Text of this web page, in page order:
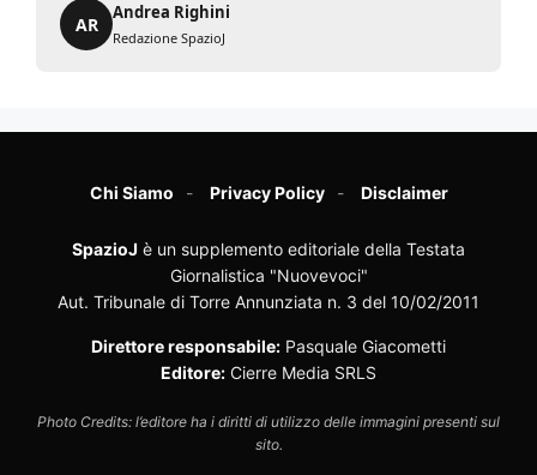
AR
Andrea Righini
Redazione SpazioJ
Chi Siamo Privacy Policy Disclaimer
SpazioJ è un supplemento editoriale della Testata
Giornalistica "Nuovevoci"
Aut. Tribunale di Torre Annunziata n. 3 del 10/02/2011
Direttore responsabile: Pasquale Giacometti
Editore: Cierre Media SRLS
Photo Credits: l’editore ha i diritti di utilizzo delle immagini presenti sul
sito.